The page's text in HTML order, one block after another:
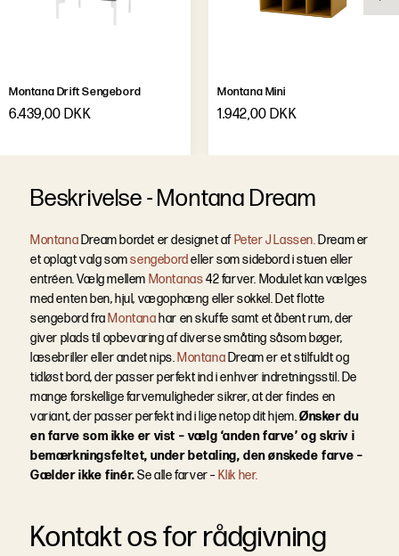
Montana Drift Sengebord
6.439,00 DKK
Montana Mini
1.942,00 DKK
Beskrivelse-Montana Dream
Montana Dream bordet er designet af Peter J Lassen. Dream er
et oplagt valg somsengebord eller som sidebord i stuen eller
entréen. Vælg mellem Montanas42 farver. Modulet kan vælges
med enten ben, hjul, vægophæng eller sokkel. Det flotte
sengebord fra Montana har en skuffe samt et åbent rum, der
giver plads til opbevaring af diverse småting såsom bøger,
læsebriller eller andet nips. Montana Dream er et stilfuldt og
tidløst bord, der passer perfekt ind i enhver indretningsstil. De
mange forskellige farvemuligheder sikrer, at der findes en
variant, der passer perfekt ind i lige netop dit hjem.Ønsker du
en farve som ikke er vist – vælg ‘anden farve’ og skriv i
bemærkningsfeltet, under betaling, den ønskede farve –
Gælder ikke finér.Se alle farver – Klik her.
Kontakt os for rådgivning